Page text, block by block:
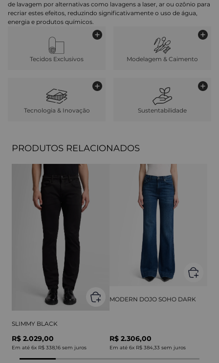
de lavagem por alternativas como lavagens a laser, ar ou ozônio para
recriar estes efeitos, reduzindo significativamente o uso de água,
energia e produtos químicos.
Tecidos Exclusivos Modelagem & Caimento
Tecnologia & Inovação Sustentabilidade
PRODUTOS RELACIONADOS
SLIMMY BLACK
R$ 2.029,00
Em até 6x R$ 338,16 sem juros
MODERN DOJO SOHO DARK
R$ 2.306,00
Em até 6x R$ 384,33 sem juros